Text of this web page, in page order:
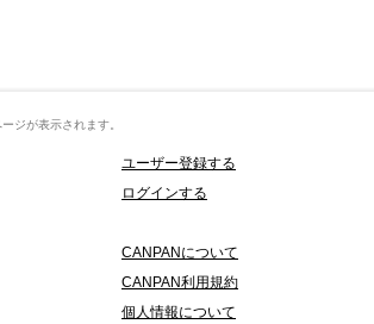
ジが表示されます。
ユーザー登録する
ログインする
CANPANについて
CANPAN利用規約
個人情報について